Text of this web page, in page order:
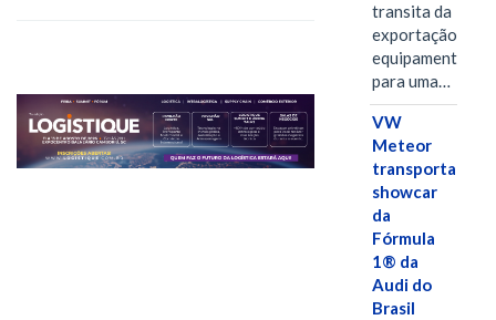
transita da
exportação de
equipamentos
para uma…
VW
Meteor
transporta
showcar
da
Fórmula
1® da
Audi do
Brasil